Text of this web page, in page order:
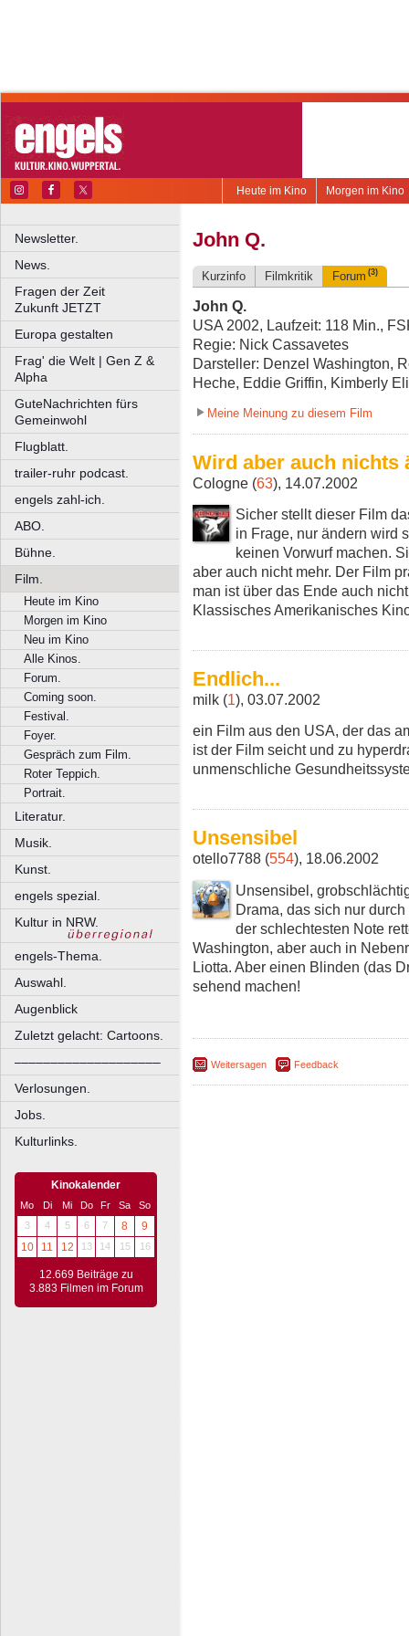
Morgen im Kino
Heute im Kino
Newsletter.
News.
Fragen der Zeit
Zukunft JETZT
Europa gestalten
Frag' die Welt | Gen Z &
Alpha
GuteNachrichten fürs
Gemeinwohl
Flugblatt.
trailer-ruhr podcast.
engels zahl-ich.
ABO.
Bühne.
Film.
Heute im Kino
Morgen im Kino
Neu im Kino
Alle Kinos.
Forum.
Coming soon.
Festival.
Foyer.
Gespräch zum Film.
Roter Teppich.
Portrait.
Literatur.
Musik.
Kunst.
engels spezial.
Kultur in NRW.
engels-Thema.
Auswahl.
Augenblick
Zuletzt gelacht: Cartoons.
––––––––––––––––––––
Verlosungen.
Jobs.
Kulturlinks.
Kinokalender
Mo Di Mi Do Fr Sa
So
3
4 5 6 7 8
9
10
11 12 13 14 15 16
12.669 Beiträge zu
3.883 Filmen im Forum
John Q.
Kurzinfo Filmkritik Forum (3)
John Q.
USA 2002, Laufzeit: 118 Min.,
Regie: Nick Cassavetes
Darsteller: Denzel Washington,
Heche, Eddie Griffin, Kimberly
Meine Meinung zu diesem Film
Wird aber auch nichts
Cologne (63), 14.07.2002
Sicher stellt dieser Film
in Frage, nur ändern wird
keinen Vorwurf machen.
aber auch nicht mehr. Der Film
man ist über das Ende auch
Klassisches Amerikanisches
Endlich...
milk (1), 03.07.2002
ein Film aus den USA, der das
ist der Film seicht und zu
unmenschliche
Unsensibel
otello7788 (554), 18.06.2002
Unsensibel,
Drama, das sich nur
der schlechtesten Note
Washington, aber auch in
Liotta. Aber einen Blinden (das
sehend machen!
Weitersagen Feedback